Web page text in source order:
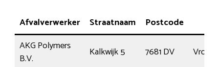
Afvalverwerker Straatnaam Postcode
AKG Polymers
B.V.
Kalkwijk 5 7681 DV